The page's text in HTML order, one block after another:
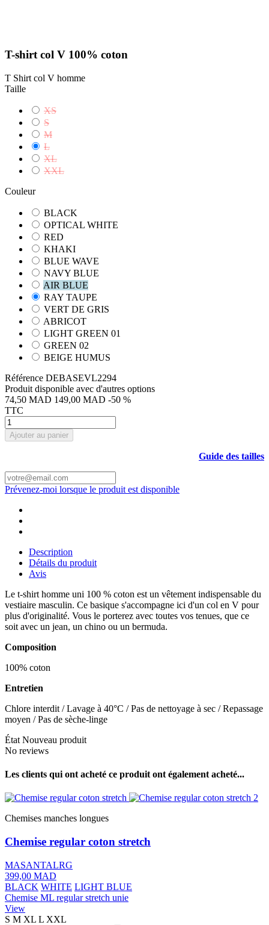
T-shirt col V 100% coton
T Shirt col V homme
Taille
XS
S
M
L
XL
XXL
Couleur
BLACK
OPTICAL WHITE
RED
KHAKI
BLUE WAVE
NAVY BLUE
AIR BLUE
RAY TAUPE
VERT DE GRIS
ABRICOT
LIGHT GREEN 01
GREEN 02
BEIGE HUMUS
Référence DEBASEVL2294
Produit disponible avec d'autres options
74,50 MAD 149,00 MAD -50 %
TTC
Ajouter au panier
Guide des tailles
Prévenez-moi lorsque le produit est disponible
Description
Détails du produit
Avis
Le t-shirt homme uni 100 % coton est un vêtement indispensable du
vestiaire masculin. Ce basique s'accompagne ici d'un col en V pour
plus d'originalité. Vous le porterez avec toutes vos tenues, que ce
soit avec un jean, un chino ou un bermuda.
Composition
100% coton
Entretien
Chlore interdit / Lavage à 40°C / Pas de nettoyage à sec / Repassage
moyen / Pas de sèche-linge
État Nouveau produit
No reviews
Les clients qui ont acheté ce produit ont également acheté...
Chemises manches longues
Chemise regular coton stretch
MASANTALRG
399,00 MAD
BLACK WHITE LIGHT BLUE
Chemise ML regular stretch unie
View
S M XL L XXL